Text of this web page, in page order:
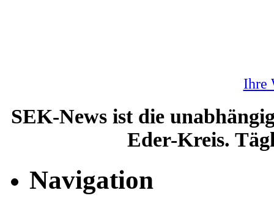
Ihre
SEK-News ist die
Eder-Kreis.
Navigation